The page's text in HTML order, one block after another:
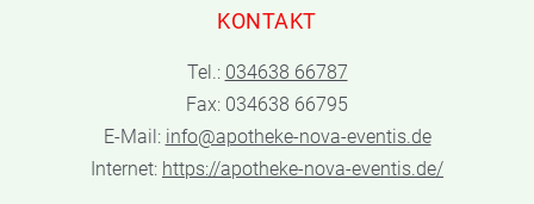
KONTAKT
Tel.: 034638 66787
Fax: 034638 66795
E-Mail: info@apotheke-nova-eventis.de
Internet: https://apotheke-nova-eventis.de/